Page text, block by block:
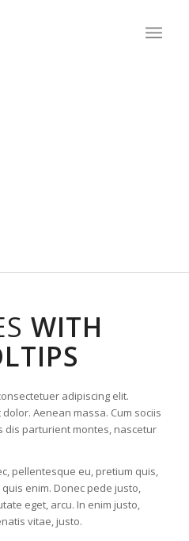
WITH
adipiscing elit.
Aenean massa. Cum sociis
dis parturient montes, nascetur
pellentesque eu, pretium quis,
enim. Donec pede justo,
eget, arcu. In enim justo,
vitae, justo.